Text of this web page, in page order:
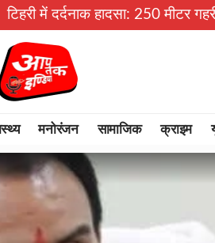
हादसा: 250 मीटर गहरी खाई में गिरी
मनोरंजन सामाजिक क्राइम